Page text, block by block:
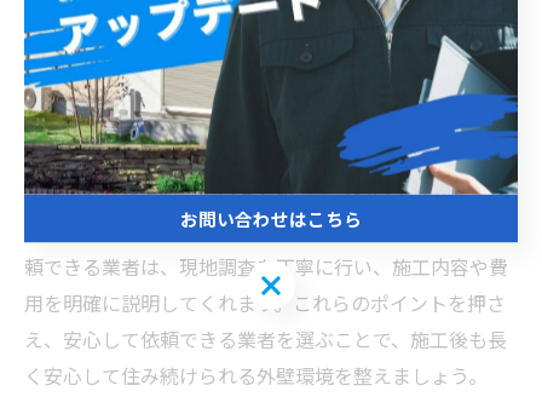
の耐久性を高める役割があります。また、防水工事は雨
漏りや構造物の劣化を防ぐために欠かせない施工です。
そのため、見積もり内容の詳細な確認と価格比較を行
い、施工範囲や使用塗料、防水方法などの工事内容を正
しく理解することが大切です。松戸市内の複数業者が無
料見積もりを提供しているため、電話やウェブサイトを
利用して簡単に複数社から見積もりを取得可能です。信
頼できる業者は、現地調査を丁寧に行い、施工内容や費
用を明確に説明してくれます。これらのポイントを押さ
え、安心して依頼できる業者を選ぶことで、施工後も長
く安心して住み続けられる外壁環境を整えましょう。
お問い合わせはこちら
お問い合わせはこちら